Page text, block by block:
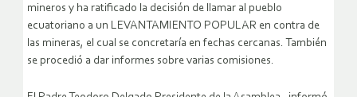
mineros y ha ratificado la decisión de llamar al pueblo
ecuatoriano a un LEVANTAMIENTO POPULAR en contra de
las mineras, el cual se concretaría en fechas cercanas. También
se procedió a dar informes sobre varias comisiones.